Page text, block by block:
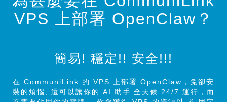
VPS 上部署 OpenClaw？
簡易! 穩定!! 安全!!!
在 CommuniLink 的 VPS 上部署 OpenClaw，免卻安
裝的煩惱, 還可以讓你的 AI 助手 全天候 24/7 運行，而